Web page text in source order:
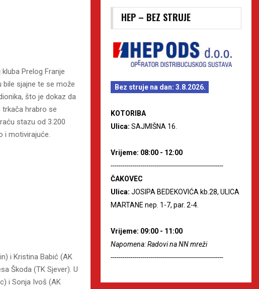
Prelog Franje
bile sjajne te se može
što je dokaz da
trkača hrabro se
stazu od 3.200
i motivirajuće.
i Kristina Babić (AK
Škoda (TK Sjever). U
i Sonja Ivoš (AK
HEP – BEZ STRUJE
Bez struje na dan: 3.8.2026.
KOTORIBA
Ulica: SAJMIŠNA 16.
Vrijeme: 08:00 - 12:00
--------------------------------------------------------
ČAKOVEC
Ulica: JOSIPA BEDEKOVIĆA kb.28, ULICA
MARTANE nep. 1-7, par. 2-4.
Vrijeme: 09:00 - 11:00
Napomena: Radovi na NN mreži
--------------------------------------------------------